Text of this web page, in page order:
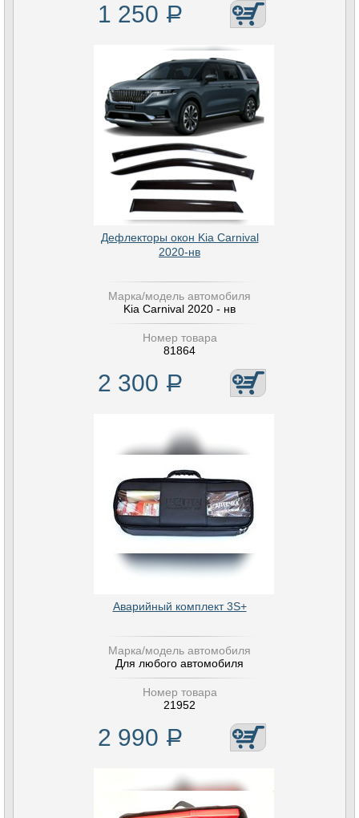
1 250 Р
Дефлекторы окон Kia Carnival
2020-нв
Марка/модель автомобиля
Kia Carnival 2020 - нв
Номер товара
81864
2 300 Р
Аварийный комплект 3S+
Марка/модель автомобиля
Для любого автомобиля
Номер товара
21952
2 990 Р